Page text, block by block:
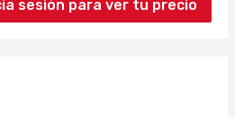
sesión para ver tu precio